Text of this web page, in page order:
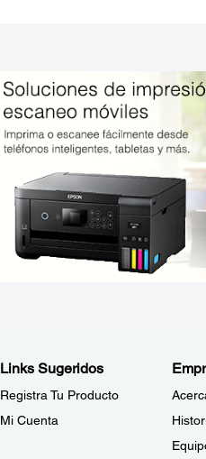
Links Sugeridos
Registra Tu Producto
Mi Cuenta